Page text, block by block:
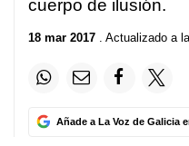
cuerpo de ilusión.
18 mar 2017 . Actualizado a
Añade a La Voz de Galicia